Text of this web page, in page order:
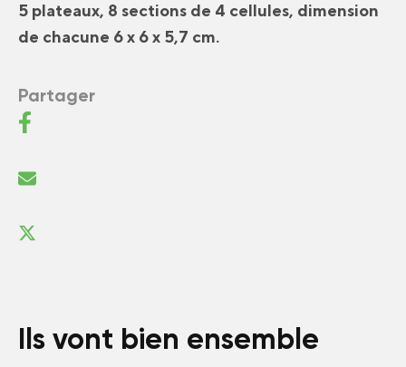
5 plateaux, 8 sections de 4 cellules, dimension
de chacune 6 x 6 x 5,7 cm.
Partager
Ils vont bien ensemble